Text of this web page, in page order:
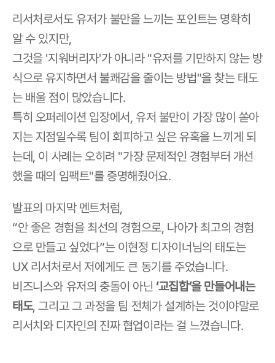
리서처로서도 유저가 불만을 느끼는 포인트는 명확히
알 수 있지만,
그것을 '지워버리자'가 아니라 "유저를 기만하지 않는 방
식으로 유지하면서 불쾌감을 줄이는 방법"을 찾는 태도
는 배울 점이 많았습니다.
특히 오퍼레이션 입장에서, 유저 불만이 가장 많이 쏟아
지는 지점일수록 팀이 회피하고 싶은 유혹을 느끼게 되
는데, 이 사례는 오히려 "가장 문제적인 경험부터 개선
했을 때의 임팩트"를 증명해줬어요.
발표의 마지막 멘트처럼,
“안 좋은 경험을 최선의 경험으로, 나아가 최고의 경험
으로 만들고 싶었다”는 이현정 디자이너님의 태도는
UX 리서처로서 저에게도 큰 동기를 주었습니다.
비즈니스와 유저의 충돌이 아닌 ‘교집합’을 만들어내는
태도, 그리고 그 과정을 팀 전체가 설계하는 것이야말로
리서치와 디자인의 진짜 협업이라는 걸 느꼈습니다.